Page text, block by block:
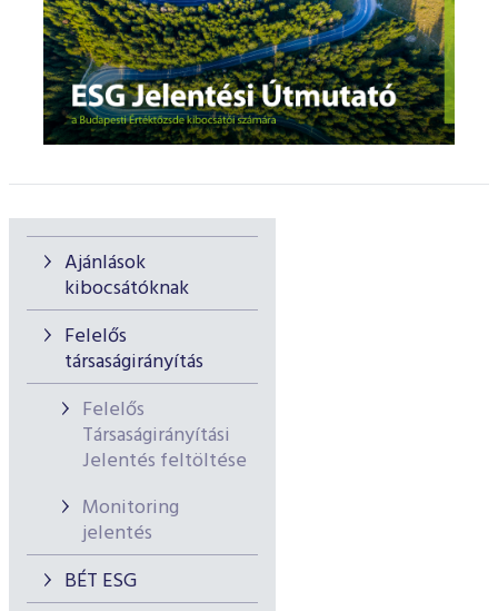
Ajánlások
kibocsátóknak
Felelős
társaságirányítás
Felelős
Társaságirányítási
Jelentés feltöltése
Monitoring
jelentés
BÉT ESG